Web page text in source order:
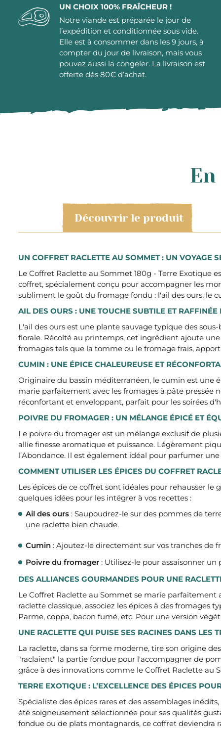
UN CHOIX 100% FRAÎCHEUR !
Notre viande est préparée le jour de
l’expédition et conditionnée sous vide.
Elle est à consommer dans les 9 jours, à
compter du jour de livraison, mais vous
pouvez aussi la congeler. La livraison est
offerte dès 80€ d’achat.
Découvrir le produit
UN COFFRET RACLETTE AU SOMMET : UN VOYAGE
Le Coffret Raclette au Sommet 180g - Terre Exotique
coffret, spécialement conçu pour accompagner les
subliment le goût du fromage fondu : l'ail des ours, le
AIL DES OURS : UNE TOUCHE SUBTILE ET RAFFINÉE
L'ail des ours est une plante sauvage typique des
florale. Récolté au printemps, cet ingrédient ajoute
fromages tels que la tomme ou le fromage frais,
CUMIN : UNE ÉPICE CHALEUREUSE ET
Originaire du bassin méditerranéen, le cumin est une
marie parfaitement avec les fromages à pâte pressée
réconfortant et enveloppant, parfait pour les soirées
POIVRE DU FROMAGER : UN MÉLANGE ÉPICÉ ET
Le poivre du fromager est un mélange exclusif de
allie finesse aromatique et puissance. Légèrement
l’Abondance. Il est également idéal pour parfumer
COMMENT UTILISER LES ÉPICES DU COFFRET
Les épices de ce coffret sont idéales pour rehausser
quelques idées pour les intégrer à vos recettes :
Ail des ours : Saupoudrez-le sur des pommes de
une raclette bien chaude.
Cumin : Ajoutez-le directement sur vos tranches de
Poivre du fromager : Utilisez-le pour assaisonner
DES ALLIANCES GOURMANDES POUR UNE
Le Coffret Raclette au Sommet se marie parfaitement
raclette classique, associez les épices à des
Parme, coppa, bacon fumé, etc. Pour une version
UNE RACLETTE QUI PUISE SES RACINES DANS LES
La raclette, dans sa forme moderne, tire son origine
"raclaient" la partie fondue pour l'accompagner de
grâce à des innovations comme le Coffret Raclette au
TERRE EXOTIQUE : L’EXCELLENCE DES ÉPICES
Spécialiste des épices rares et des assemblages
été soigneusement sélectionnée pour ses qualités
fondue ou de plats montagnards, ce coffret